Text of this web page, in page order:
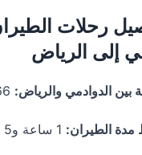
رحلات الطيران
الرياض
والرياض:266 كم
1 ساعة و5 دقائق